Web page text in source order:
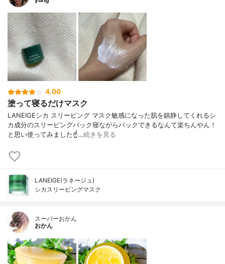
4.00
塗って寝るだけマスク
LANEIGEシカ スリーピング マスク敏感になった肌を鎮静してくれるシ
カ成分のスリーピングパック寝ながらパックできるなんて楽ちんやん！
と思い使ってみました☝️…続きを見る
LANEIGE(ラネージュ)
シカスリーピングマスク
スーパーおかん
おかん